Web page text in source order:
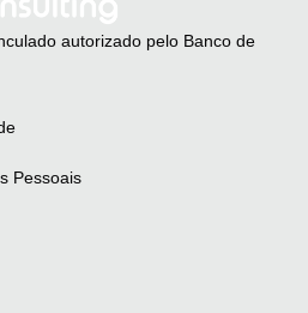
autorizado pelo Banco de
Pessoais